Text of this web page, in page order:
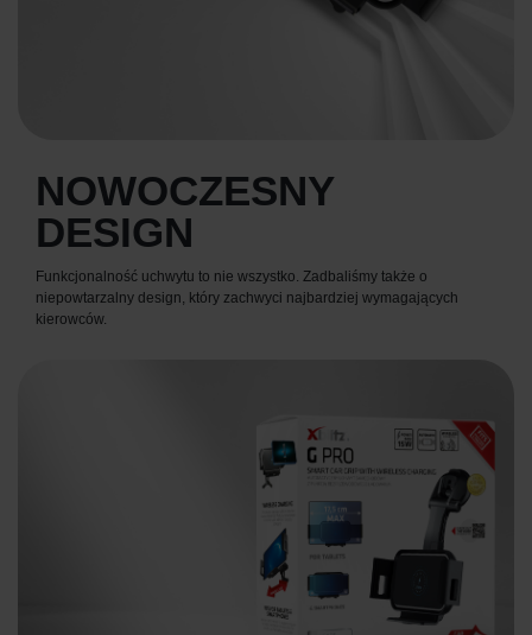
NOWOCZESNY
DESIGN
Funkcjonalność uchwytu to nie wszystko. Zadbaliśmy także o
niepowtarzalny design, który zachwyci najbardziej wymagających
kierowców.